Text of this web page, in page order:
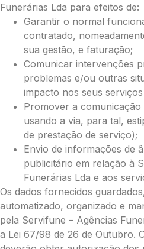
Pague já
Envie
Guilhermina
Neste Formulário, você
com Paypal
Funerárias Lda para efeitos de:
Garantir o normal
contratado,
sua gestão, e faturação;
Comunicar intervenções
problemas e/ou outras
impacto nos seus
Promover a
usando a via, para tal,
de prestação de serviço);
Envio de informações de
publicitário em relação à
Funerárias Lda e aos
Os dados fornecidos
automatizado, organizado e
pela Servifune – Agências
a Lei 67/98 de 26 de Outubro.